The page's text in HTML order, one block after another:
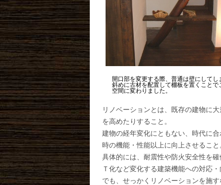
開口部を変更する際、普通は壁にしてし
斜めに古材を配置して棚板を置くことで
空間に変わりました。
リノベーションとは、既存の建物に
を高めたりすること。
建物の経年変化にともない、時代に
時の機能・性能以上に向上させること
具体的には、耐震性や防火安全性を
Ｔ化など変化する建築機能への対応
でも、せっかくリノベーションを施